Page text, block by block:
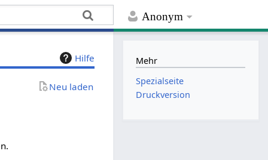
Anonym
Hilfe
Neu laden
Mehr
Spezialseite
Druckversion